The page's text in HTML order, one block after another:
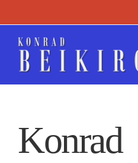
Inhalt
springen
Konrad